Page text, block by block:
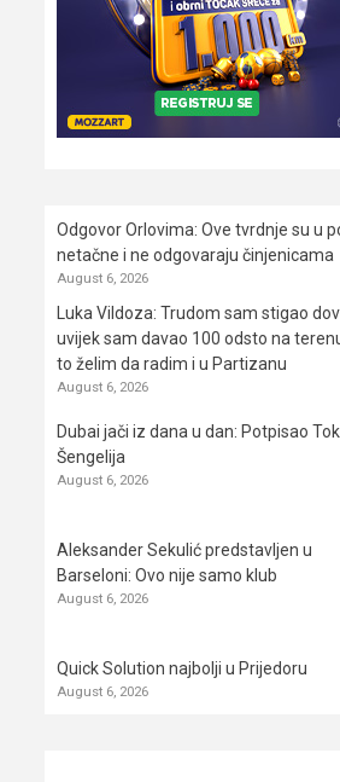
Odgovor Orlovima: ​Ove tvrdnje su u
netačne i ne odgovaraju činjenicama
August 6, 2026
Luka Vildoza: Trudom sam stigao
uvijek sam davao 100 odsto na
to želim da radim i u Partizanu
August 6, 2026
Dubai jači iz dana u dan: Potpisao
Šengelija
August 6, 2026
Aleksander Sekulić predstavljen u
Barseloni: Ovo nije samo klub
August 6, 2026
Quick Solution najbolji u Prijedoru
August 6, 2026